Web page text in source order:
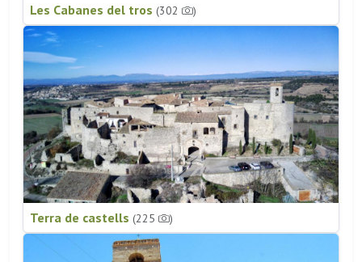
Les Cabanes del tros (302 )
Terra de castells (225 )